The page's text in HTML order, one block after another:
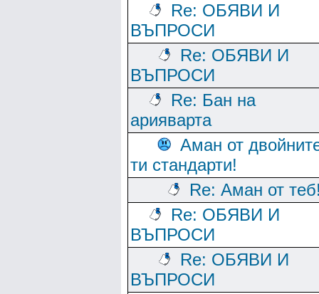
Re: ОБЯВИ И
ВЪПРОСИ
Re: ОБЯВИ И
ВЪПРОСИ
Re: Бан на
арияварта
Аман от
ти стандарти!
Re: Аман от
Re: ОБЯВИ И
ВЪПРОСИ
Re: ОБЯВИ И
ВЪПРОСИ